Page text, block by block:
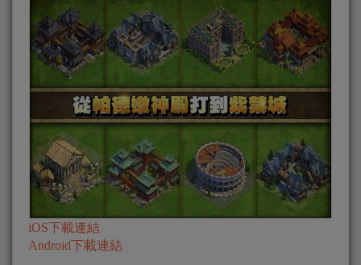
iOS下載連結
Android下載連結